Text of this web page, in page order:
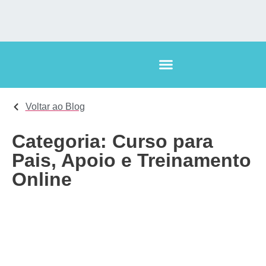
Voltar ao Blog
Categoria: Curso para
Pais, Apoio e Treinamento
Online